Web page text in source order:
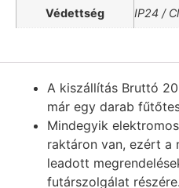
Védettség IP24 /
A kiszállítás Bruttó
már egy darab
Mindegyik
raktáron van, ezért a
leadott
futárszolgálat részére.